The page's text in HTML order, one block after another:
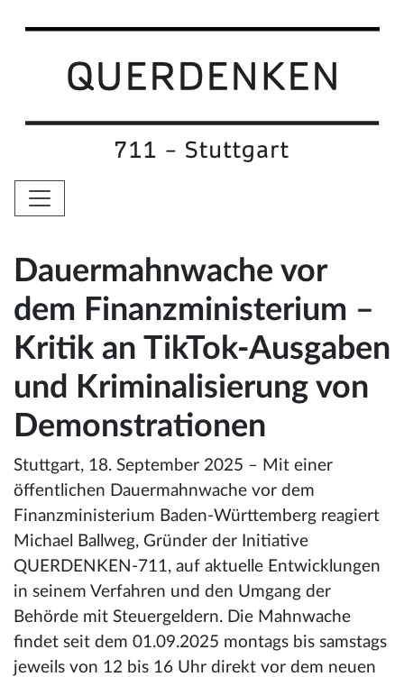
Dauermahnwache vor
dem Finanzministerium –
Kritik an TikTok-Ausgaben
und Kriminalisierung von
Demonstrationen
Stuttgart, 18. September 2025 – Mit einer
öffentlichen Dauermahnwache vor dem
Finanzministerium Baden-Württemberg reagiert
Michael Ballweg, Gründer der Initiative
QUERDENKEN-711, auf aktuelle Entwicklungen
in seinem Verfahren und den Umgang der
Behörde mit Steuergeldern. Die Mahnwache
findet seit dem 01.09.2025 montags bis samstags
jeweils von 12 bis 16 Uhr direkt vor dem neuen